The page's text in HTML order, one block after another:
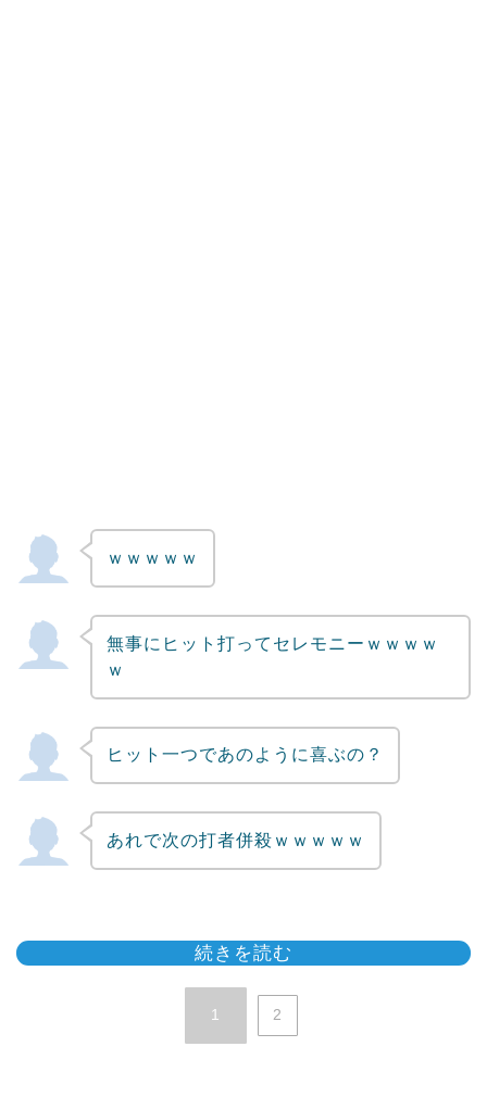
ｗｗｗｗｗ
無事にヒット打ってセレモニーｗｗｗｗ
ｗ
ヒット一つであのように喜ぶの？
あれで次の打者併殺ｗｗｗｗｗ
続きを読む
1 2